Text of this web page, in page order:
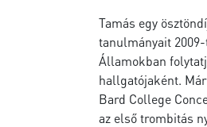
Tamás egy
tanulmányait
Államokban
hallgatójaként.
Bard College
az első trombitás